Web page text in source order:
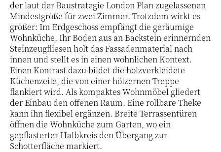
der laut der Baustrategie London Plan zugelassenen
Mindestgröße für zwei Zimmer. Trotzdem wirkt es
größer: Im Erdgeschoss empfängt die geräumige
Wohnküche. Ihr Boden aus an Backstein erinnernden
Steinzeugfliesen holt das Fassadenmaterial nach
innen und stellt es in einen wohnlichen Kontext.
Einen Kontrast dazu bildet die holzverkleidete
Küchenzeile, die von einer hölzernen Treppe
flankiert wird. Als kompaktes Wohnmöbel gliedert
der Einbau den offenen Raum. Eine rollbare Theke
kann ihn flexibel ergänzen. Breite Terrassentüren
öffnen die Wohnküche zum Garten, wo ein
gepflasterter Halbkreis den Übergang zur
Schotterfläche markiert.